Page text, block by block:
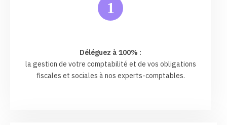
1
Déléguez à 100% :
la gestion de votre comptabilité et de vos obligations
fiscales et sociales à nos experts-comptables.